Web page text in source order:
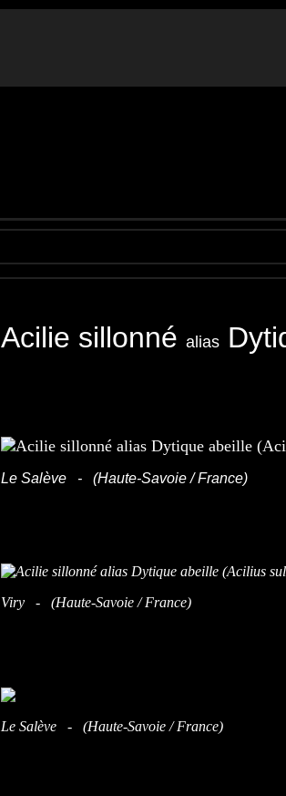
Acilie sillonné alias
Le Salève - (Haute-Savoie / France)
Viry - (Haute-Savoie / France)
Le Salève - (Haute-Savoie / France)